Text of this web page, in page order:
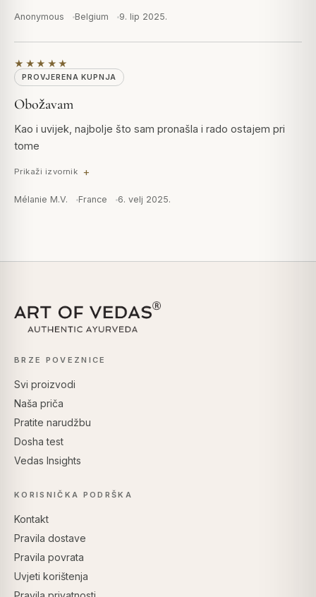
Anonymous Belgium 9. lip 2025.
★★★★★
PROVJERENA KUPNJA
Obožavam
Kao i uvijek, najbolje što sam pronašla i rado ostajem pri
tome
Prikaži izvornik
Mélanie M.V. France 6. velj 2025.
BRZE POVEZNICE
Svi proizvodi
Naša priča
Pratite narudžbu
Dosha test
Vedas Insights
KORISNIČKA PODRŠKA
Kontakt
Pravila dostave
Pravila povrata
Uvjeti korištenja